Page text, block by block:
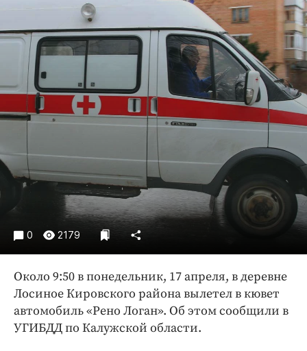
Образование
Общество
Погода
Праздники
Происшествия
Спорт
Блоги
Издания
Медиаперсона
Интересное чтиво
Клиника года
Бренд года
Работодатель года
0 2179
Около 9:50 в понедельник, 17 апреля, в деревне
Лосиное Кировского района вылетел в кювет
автомобиль «Рено Логан». Об этом сообщили в
УГИБДД по Калужской области.